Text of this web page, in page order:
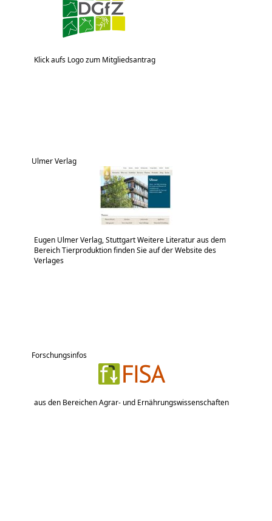
Klick aufs Logo zum Mitgliedsantrag
Ulmer Verlag
Eugen Ulmer Verlag, Stuttgart Weitere Literatur aus dem
Bereich Tierproduktion finden Sie auf der Website des
Verlages
Forschungsinfos
aus den Bereichen Agrar- und Ernährungswissenschaften